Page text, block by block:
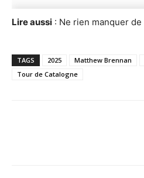
Lire aussi : Ne rien manquer de
TAGS 2025 Matthew Brennan
Tour de Catalogne